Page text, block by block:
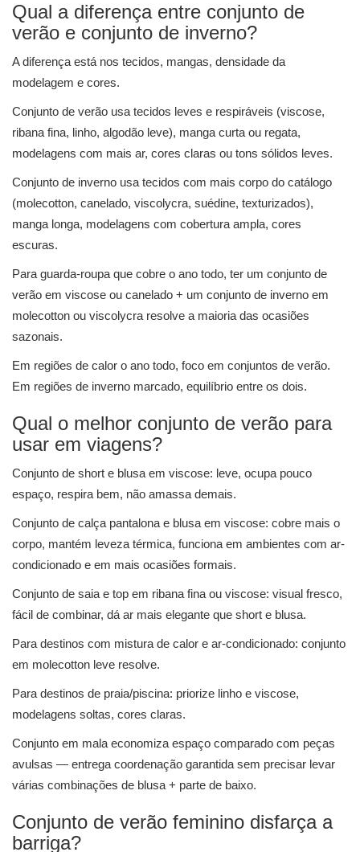
Qual a diferença entre conjunto de
verão e conjunto de inverno?
A diferença está nos tecidos, mangas, densidade da
modelagem e cores.
Conjunto de verão usa tecidos leves e respiráveis (viscose,
ribana fina, linho, algodão leve), manga curta ou regata,
modelagens com mais ar, cores claras ou tons sólidos leves.
Conjunto de inverno usa tecidos com mais corpo do catálogo
(molecotton, canelado, viscolycra, suédine, texturizados),
manga longa, modelagens com cobertura ampla, cores
escuras.
Para guarda-roupa que cobre o ano todo, ter um conjunto de
verão em viscose ou canelado + um conjunto de inverno em
molecotton ou viscolycra resolve a maioria das ocasiões
sazonais.
Em regiões de calor o ano todo, foco em conjuntos de verão.
Em regiões de inverno marcado, equilíbrio entre os dois.
Qual o melhor conjunto de verão para
usar em viagens?
Conjunto de short e blusa em viscose: leve, ocupa pouco
espaço, respira bem, não amassa demais.
Conjunto de calça pantalona e blusa em viscose: cobre mais o
corpo, mantém leveza térmica, funciona em ambientes com ar-
condicionado e em mais ocasiões formais.
Conjunto de saia e top em ribana fina ou viscose: visual fresco,
fácil de combinar, dá ar mais elegante que short e blusa.
Para destinos com mistura de calor e ar-condicionado: conjunto
em molecotton leve resolve.
Para destinos de praia/piscina: priorize linho e viscose,
modelagens soltas, cores claras.
Conjunto em mala economiza espaço comparado com peças
avulsas — entrega coordenação garantida sem precisar levar
várias combinações de blusa + parte de baixo.
Conjunto de verão feminino disfarça a
barriga?